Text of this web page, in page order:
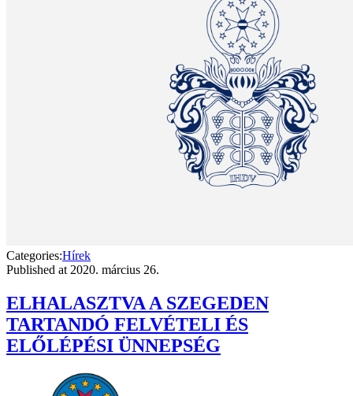
Categories:Hírek
Published at 2020. március 26.
ELHALASZTVA A SZEGEDEN
TARTANDÓ FELVÉTELI ÉS
ELŐLÉPÉSI ÜNNEPSÉG